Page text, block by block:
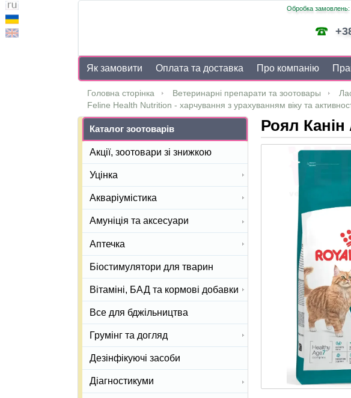
Обробка замовлень:
Як замовити Оплата та доставка Про компанію
Головна сторінка Ветеринарні препарати та зоотовары
Feline Health Nutrition - харчування з урахуванням віку та
Роял Канін
Каталог зоотоварів
Акції, зоотовари зі знижкою
Уцінка
Акваріумістика
Амуніція та аксесуари
Аптечка
Біостимулятори для тварин
Вітаміні, БАД та кормові добавки
Все для бджільництва
Грумінг та догляд
Дезінфікуючі засоби
Діагностикуми